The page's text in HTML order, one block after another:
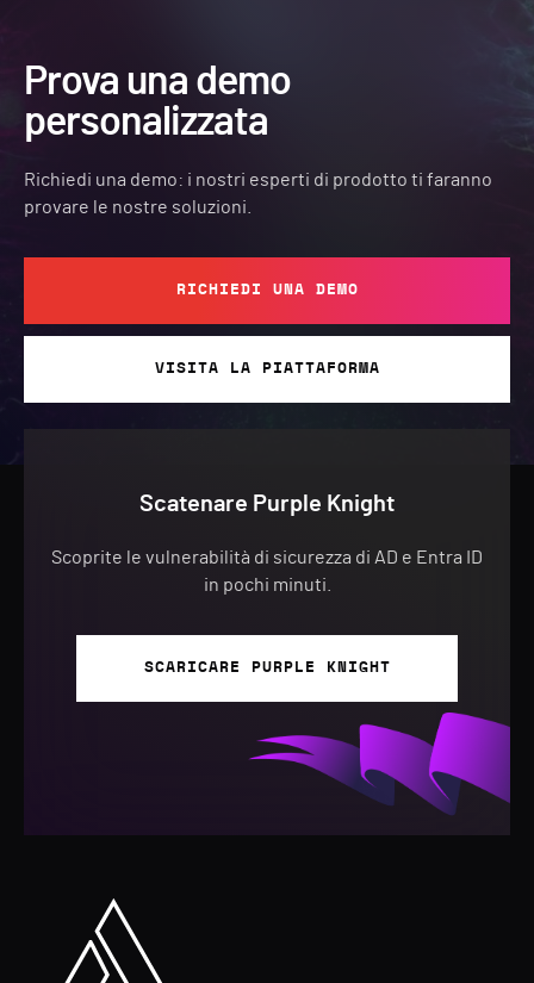
Prova una demo
personalizzata
Richiedi una demo: i nostri esperti di prodotto ti faranno
provare le nostre soluzioni.
RICHIEDI UNA DEMO
VISITA LA PIATTAFORMA
Scatenare Purple Knight
Scoprite le vulnerabilità di sicurezza di AD e Entra ID
in pochi minuti.
SCARICARE PURPLE KNIGHT